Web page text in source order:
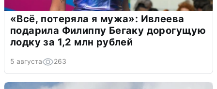
«Всё, потеряла я мужа»: Ивлеева
подарила Филиппу Бегаку дорогущую
лодку за 1,2 млн рублей
5 августа 263